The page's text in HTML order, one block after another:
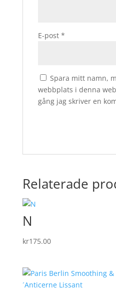
E-post *
Spara mitt namn,
webbplats i denna
gång jag skriver en
Relaterade
N
kr175.00